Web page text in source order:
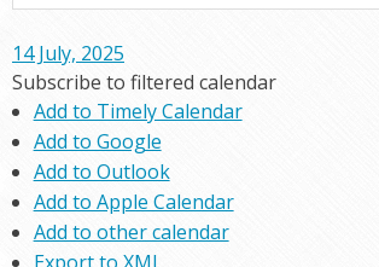
14 July, 2025
Subscribe to filtered calendar
Add to Timely Calendar
Add to Google
Add to Outlook
Add to Apple Calendar
Add to other calendar